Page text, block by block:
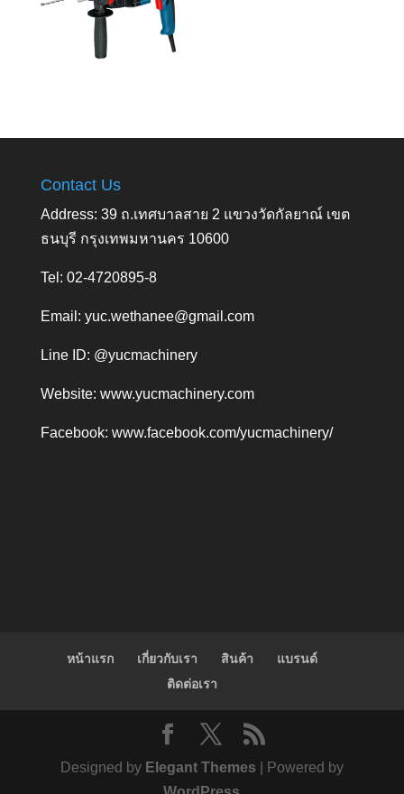
Contact Us
Address: 39 ถ.เทศบาลสาย 2 แขวงวัดกัลยาณ์ เขต
ธนบุรี กรุงเทพมหานคร 10600
Tel: 02-4720895-8
Email: yuc.wethanee@gmail.com
Line ID: @yucmachinery
Website: www.yucmachinery.com
Facebook: www.facebook.com/yucmachinery/
หน้าแรก เกี่ยวกับเรา สินค้า
แบรนด์
ติดต่อเรา
Designed by Elegant Themes | Powered by